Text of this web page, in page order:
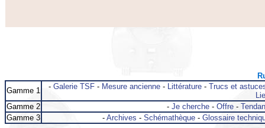
Gamme 1
- Galerie TSF- Mesure ancienne- Littérature- Trucs et
Gamme 2
- Je cherche- Offre-
Gamme 3
- Archives - Schémathèque- Glossaire